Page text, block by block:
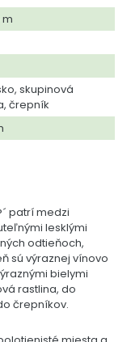
m
skupinová
črepník
patrí medzi
lesklými
odtieňoch,
sú výraznej vínovo
bielymi
rastlina, do
črepníkov.